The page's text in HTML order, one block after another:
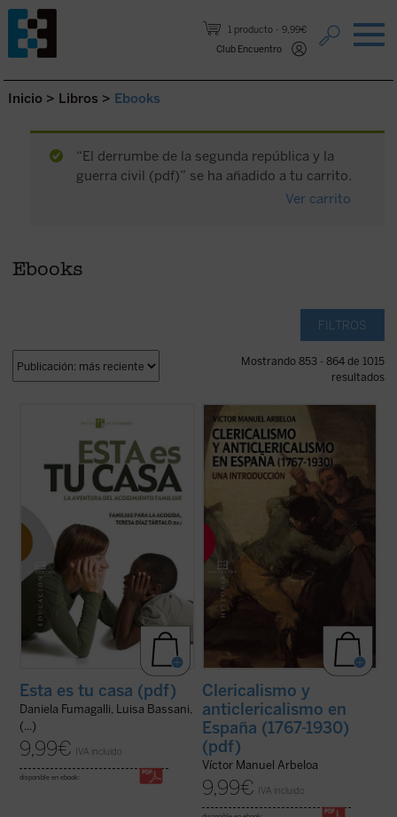
1 producto
9,99€
Club Encuentro
Saltar al contenido.
Inicio > Libros > Ebooks
“El derrumbe de la segunda república y la
guerra civil (pdf)” se ha añadido a tu carrito.
Ver carrito
Ebooks
FILTROS
Mostrando 853 - 864 de 1015
resultados
No es extraño ver cómo muchas personas
se embarcan en la aventura de los
acogimientos o las adopciones cargados
de buenas intenciones, y en ocasiones
llenos de romanticismos. Pero muchos no
resisten el embate de la realidad: cuando
empiezan a ... (ver ficha)
Esta es tu casa (pdf)
Daniela Fumagalli, Luisa Bassani,
(...)
9,99€ IVA incluido
disponible en ebook:
La historia española, especialmente en los
últimos siglos, parece marcada por una
confrontación radical entre las posiciones
católicas y las posiciones anticatólicas.
Desde ambos lados se ha derivado a
menudo hacia una actitud de hostilidad y ...
Clericalismo y
anticlericalismo en
España (1767-1930)
(pdf)
Víctor Manuel Arbeloa
9,99€ IVA incluido